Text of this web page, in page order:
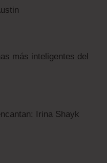
más inteligentes del
Irina Shayk